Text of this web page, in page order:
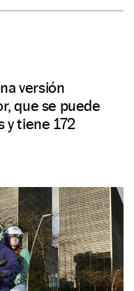
versión
que se puede
y tiene 172